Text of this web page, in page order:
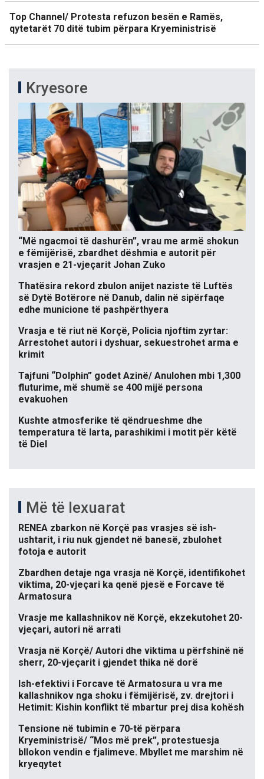
Top Channel/ Protesta refuzon besën e Ramës,
qytetarët 70 ditë tubim përpara Kryeministrisë
Kryesore
“Më ngacmoi të dashurën”, vrau me armë shokun
e fëmijërisë, zbardhet dëshmia e autorit për
vrasjen e 21-vjeçarit Johan Zuko
Thatësira rekord zbulon anijet naziste të Luftës
së Dytë Botërore në Danub, dalin në sipërfaqe
edhe municione të pashpërthyera
Vrasja e të riut në Korçë, Policia njoftim zyrtar:
Arrestohet autori i dyshuar, sekuestrohet arma e
krimit
Tajfuni “Dolphin” godet Azinë/ Anulohen mbi 1,300
fluturime, më shumë se 400 mijë persona
evakuohen
Kushte atmosferike të qëndrueshme dhe
temperatura të larta, parashikimi i motit për këtë
të Diel
Më të lexuarat
RENEA zbarkon në Korçë pas vrasjes së ish-
ushtarit, i riu nuk gjendet në banesë, zbulohet
fotoja e autorit
Zbardhen detaje nga vrasja në Korçë, identifikohet
viktima, 20-vjeçari ka qenë pjesë e Forcave të
Armatosura
Vrasje me kallashnikov në Korçë, ekzekutohet 20-
vjeçari, autori në arrati
Vrasja në Korçë/ Autori dhe viktima u përfshinë në
sherr, 20-vjeçarit i gjendet thika në dorë
Ish-efektivi i Forcave të Armatosura u vra me
kallashnikov nga shoku i fëmijërisë, zv. drejtori i
Hetimit: Kishin konflikt të mbartur prej disa kohësh
Tensione në tubimin e 70-të përpara
Kryeministrisë/ “Mos më prek”, protestuesja
bllokon vendin e fjalimeve. Mbyllet me marshim në
kryeqytet